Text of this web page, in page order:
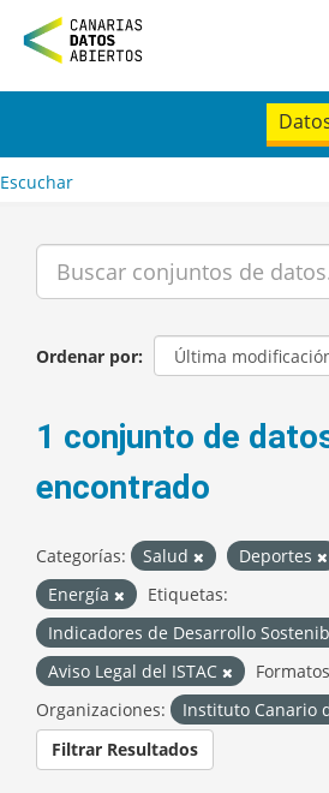
n
tEscuchar
Ordenar por
1 conjunto de
encontrado
Categorías: Salud Deportes
Energía
Etiquetas:
Indicadores de Desarrollo
Aviso Legal del ISTAC
Organizaciones:
Instituto Canario
Filtrar Resultados